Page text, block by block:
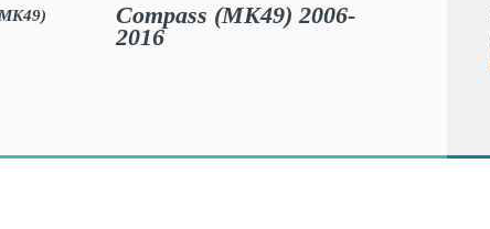
Compass (MK49) 2006-
2016